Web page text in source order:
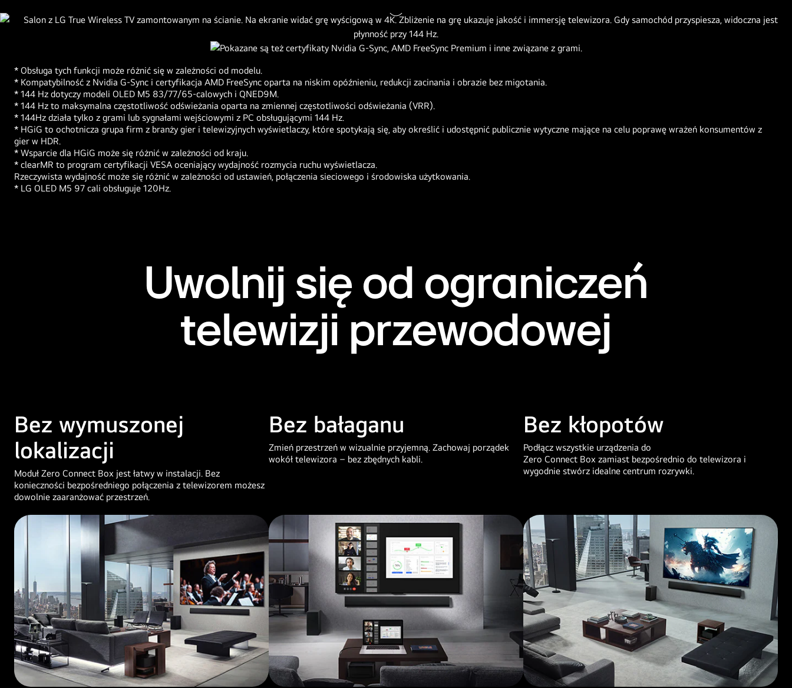
Zatrzymaj
wideo
* Obsługa tych funkcji może różnić się w zależności od modelu.
* Kompatybilność z Nvidia G-Sync i certyfikacja AMD FreeSync oparta na niskim opóźnieniu, redukcji zacinania i obrazie bez migotania.
* 144 Hz dotyczy modeli OLED M5 83/77/65-calowych i QNED9M.
* 144 Hz to maksymalna częstotliwość odświeżania oparta na zmiennej częstotliwości odświeżania (VRR).
* 144Hz działa tylko z grami lub sygnałami wejściowymi z PC obsługującymi 144 Hz.
* HGiG to ochotnicza grupa firm z branży gier i telewizyjnych wyświetlaczy, które spotykają się, aby określić i udostępnić publicznie wytyczne mające na celu poprawę wrażeń konsumentów z
gier w HDR.
* Wsparcie dla HGiG może się różnić w zależności od kraju.
* clearMR to program certyfikacji VESA oceniający wydajność rozmycia ruchu wyświetlacza.
Rzeczywista wydajność może się różnić w zależności od ustawień, połączenia sieciowego i środowiska użytkowania.
* LG OLED M5 97 cali obsługuje 120Hz.
Uwolnij się od ograniczeń
telewizji przewodowej
Bez wymuszonej
lokalizacji
Moduł Zero Connect Box jest łatwy w instalacji. Bez
konieczności bezpośredniego połączenia z telewizorem możesz
dowolnie zaaranżować przestrzeń.
Bez bałaganu
Zmień przestrzeń w wizualnie przyjemną. Zachowaj porządek
wokół telewizora – bez zbędnych kabli.
Bez kłopotów
Podłącz wszystkie urządzenia do
Zero Connect Box zamiast bezpośrednio do telewizora i
wygodnie stwórz idealne centrum rozrywki.